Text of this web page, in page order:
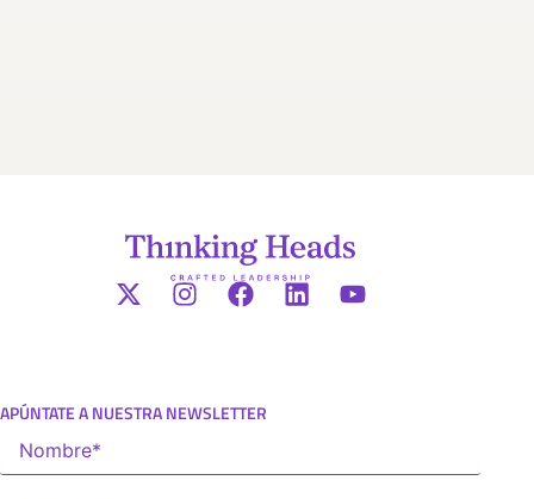
APÚNTATE A NUESTRA NEWSLETTER